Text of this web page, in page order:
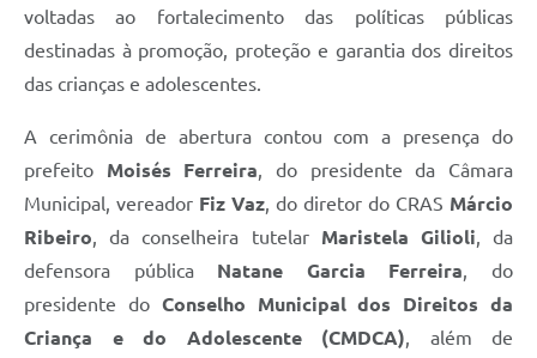
Contato
voltadas ao fortalecimento das políticas públicas
destinadas à promoção, proteção e garantia dos direitos
das crianças e adolescentes.
A cerimônia de abertura contou com a presença do
prefeito Moisés Ferreira, do presidente da Câmara
Municipal, vereador Fiz Vaz, do diretor do CRAS Márcio
Ribeiro, da conselheira tutelar Maristela Gilioli, da
defensora pública Natane Garcia Ferreira, do
presidente do Conselho Municipal dos Direitos da
Criança e do Adolescente (CMDCA), além de